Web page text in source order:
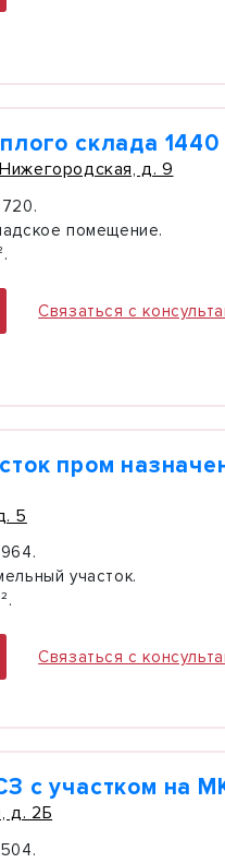
склада 1440
д. 9
помещение.
Связаться с
пром
5
участок.
Связаться с
с участком на
д. 2Б